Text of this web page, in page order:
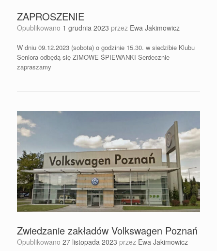
ZAPROSZENIE
Opublikowano 1 grudnia 2023 przez Ewa Jakimowicz
W dniu 09.12.2023 (sobota) o godzinie 15.30. w siedzibie Klubu
Seniora odbędą się ZIMOWE ŚPIEWANKI Serdecznie
zapraszamy
Zwiedzanie zakładów Volkswagen Poznań
Opublikowano 27 listopada 2023 przez Ewa Jakimowicz